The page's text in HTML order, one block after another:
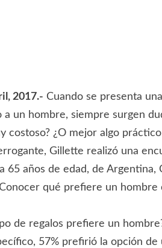
2017.- Cuando se presenta
a un hombre, siempre surgen
costoso? ¿O mejor algo
Gillette realizó una
65 años de edad, de Argentina,
qué prefiere un hombre
de regalos prefiere un
57% prefirió la opción de